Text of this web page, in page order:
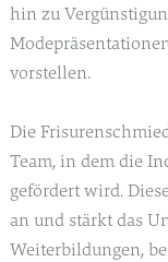
hin zu
vorstellen.
Die
Team, in dem die
gefördert wird.
an und stärkt das
Weiterbildungen,